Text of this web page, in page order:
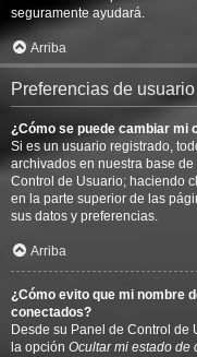
seguramente ayudará.
Arriba
Preferencias de
¿Cómo se puede cambiar mi
Si es un usuario registrado,
archivados en nuestra base
Control de Usuario; haciendo
en la parte superior de las
sus datos y preferencias.
Arriba
¿Cómo evito que mi nombre
conectados?
Desde su Panel de Control de
la opción Ocultar mi estado de